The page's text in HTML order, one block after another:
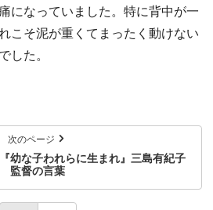
になっていました。特に背中が一
こそ泥が重くてまったく動けない
した。
次のページ
幼な子われらに生まれ』三島有紀子
監督の言葉